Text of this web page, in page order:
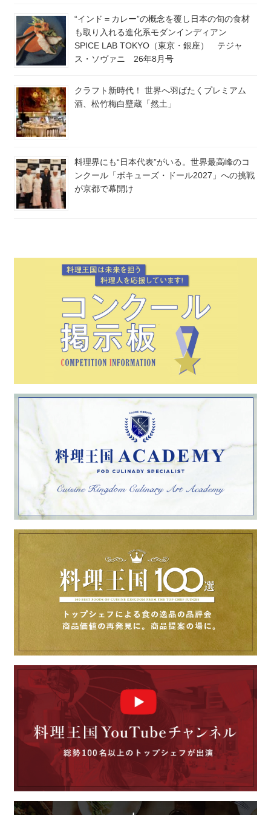
“インド＝カレー”の概念を覆し日本の旬の食材
も取り入れる進化系モダンインディアン
SPICE LAB TOKYO（東京・銀座） テジャ
ス・ソヴァニ 26年8月号
クラフト新時代！ 世界へ羽ばたくプレミアム
酒、松竹梅白壁蔵「然土」
料理界にも“日本代表”がいる。世界最高峰のコ
ンクール「ボキューズ・ドール2027」への挑戦
が京都で幕開け